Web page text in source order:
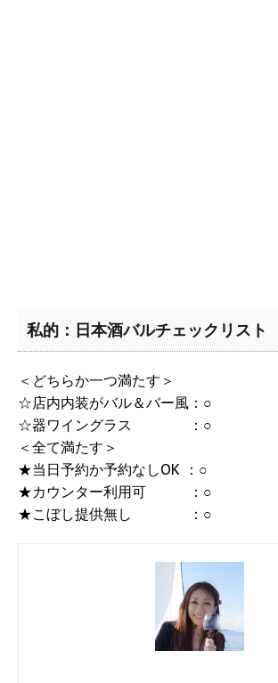
私的：日本酒バルチェックリスト
＜どちらか一つ満たす＞
☆店内内装がバル＆バー風：○
☆器ワイングラス ：○
＜全て満たす＞
★当日予約か予約なしOK ：○
★カウンター利用可 ：○
★こぼし提供無し ：○